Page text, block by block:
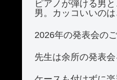
ピアノが弾ける男
男。カッコいいのは
2026年の発表会の
先生は余所の発表